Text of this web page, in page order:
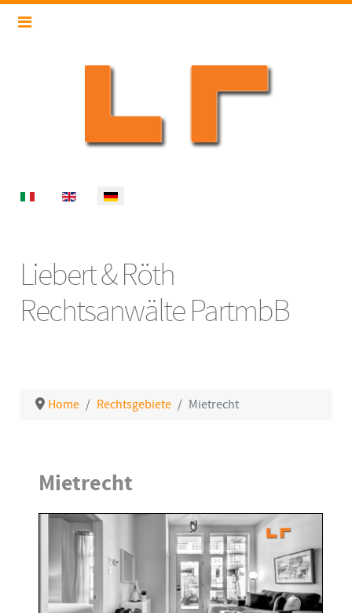
Select your language
Liebert & Röth
Rechtsanwälte PartmbB
Home Rechtsgebiete Mietrecht
Mietrecht